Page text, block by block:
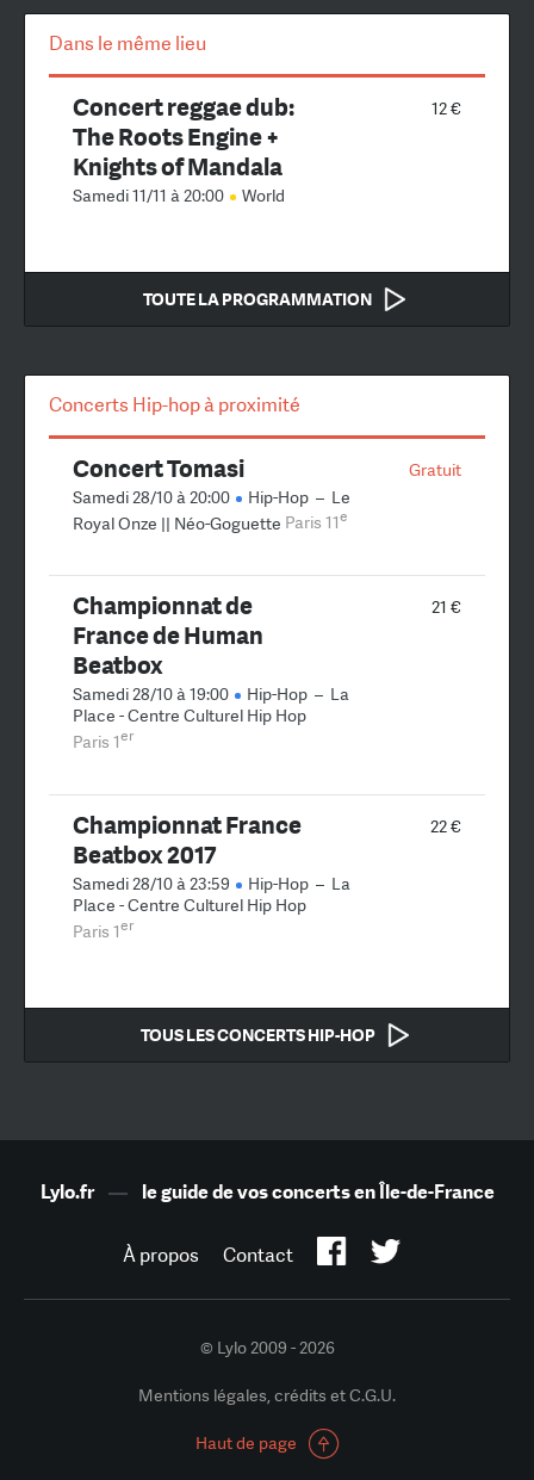
Dans le même lieu
12 €
Concert reggae dub:
The Roots Engine +
Knights of Mandala
Samedi 11/11 à 20:00 World
TOUTE LA PROGRAMMATION
Concerts Hip-hop à proximité
Gratuit
Concert Tomasi
Samedi 28/10 à 20:00 Hip-Hop – Le
Royal Onze || Néo-Goguette Paris 11e
21 €
Championnat de
France de Human
Beatbox
Samedi 28/10 à 19:00 Hip-Hop – La
Place - Centre Culturel Hip Hop
Paris 1er
22 €
Championnat France
Beatbox 2017
Samedi 28/10 à 23:59 Hip-Hop – La
Place - Centre Culturel Hip Hop
Paris 1er
TOUS LES CONCERTS HIP-HOP
Lylo.fr— le guide de vos concerts en Île-de-France
À propos Contact
© Lylo 2009 - 2026
Mentions légales, crédits et C.G.U.
Haut de page